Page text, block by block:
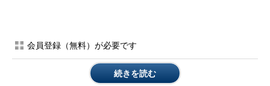
は、Virtual PCとXP Modeの集中管理化を行うシステム。
App-V（Microsoft Application Virtualization）はアプリ
会員登録（無料）が必要です
続きを読む